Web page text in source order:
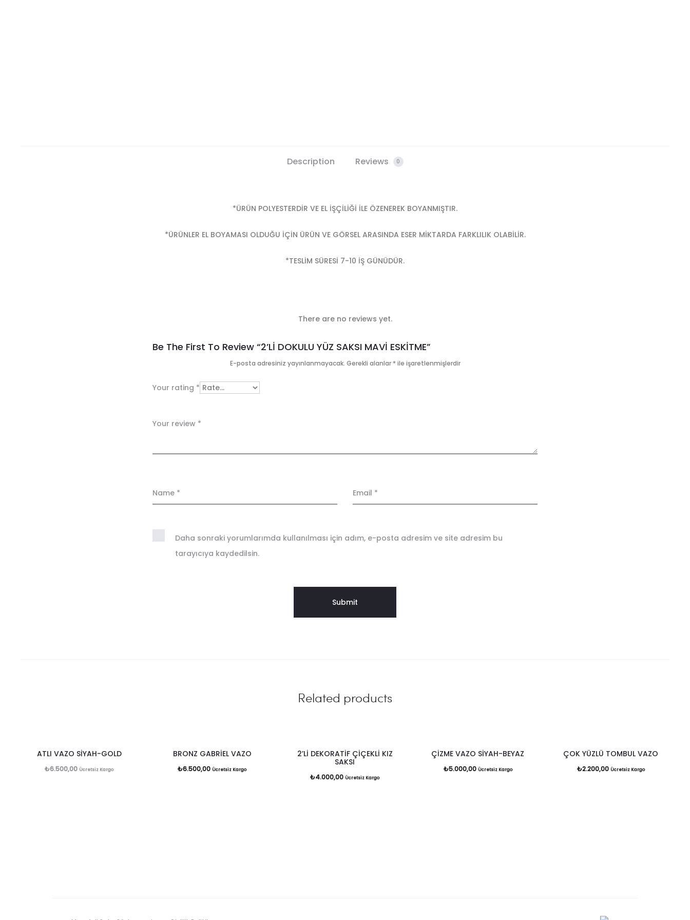
Description Reviews 0
*ÜRÜN POLYESTERDİR VE EL İŞÇİLİĞİ İLE ÖZENEREK BOYANMIŞTIR.
*ÜRÜNLER EL BOYAMASI OLDUĞU İÇİN ÜRÜN VE GÖRSEL ARASINDA ESER MİKTARDA FARKLILIK OLABİLİR.
*TESLİM SÜRESİ 7-10 İŞ GÜNÜDÜR.
R
v
e
s
There are no reviews yet.
Be The First To Review “2’Lİ DOKULU YÜZ SAKSI MAVİ ESKİTME”
E-posta adresiniz yayınlanmayacak. Gerekli alanlar * ile işaretlenmişlerdir
Your rating *
Your review *
Name * Email *
Daha sonraki yorumlarımda kullanılması için adım, e-posta adresim ve site adresim bu
tarayıcıya kaydedilsin.
Related products
ATLI VAZO SİYAH-GOLD
₺6.500,00 Ücretsiz Kargo
BRONZ GABRİEL VAZO
₺6.500,00 Ücretsiz Kargo
2’Lİ DEKORATİF ÇİÇEKLİ KIZ
SAKSI
₺4.000,00 Ücretsiz Kargo
ÇİZME VAZO SİYAH-BEYAZ
₺5.000,00 Ücretsiz Kargo
ÇOK YÜZLÜ TOMBUL VAZO
₺2.200,00 Ücretsiz Kargo